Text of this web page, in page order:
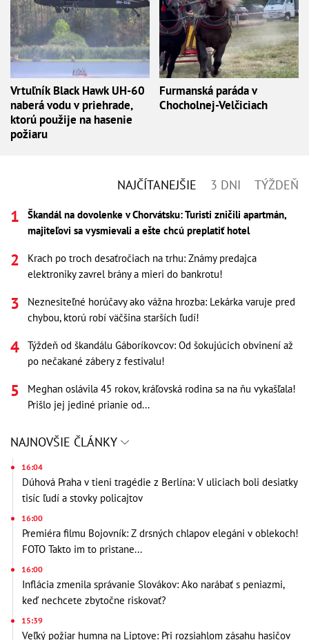
Vrtuľník Black Hawk UH-60
naberá vodu v priehrade,
ktorú použije na hasenie
požiaru
Furmanská paráda v
Chocholnej-Velčiciach
NAJČÍTANEJŠIE 3 DNI TÝŽDEŇ
Škandál na dovolenke v Chorvátsku: Turisti zničili apartmán,
majiteľovi sa vysmievali a ešte chcú preplatiť hotel
Krach po troch desaťročiach na trhu: Známy predajca
elektroniky zavrel brány a mieri do bankrotu!
Neznesiteľné horúčavy ako vážna hrozba: Lekárka varuje pred
chybou, ktorú robí väčšina starších ľudí!
Týždeň od škandálu Gáboríkovcov: Od šokujúcich obvinení až
po nečakané zábery z festivalu!
Meghan oslávila 45 rokov, kráľovská rodina sa na ňu vykašľala!
Prišlo jej jediné prianie od...
NAJNOVŠIE ČLÁNKY
16:04
Dúhová Praha v tieni tragédie z Berlína: V uliciach boli desiatky
tisíc ľudí a stovky policajtov
16:00
Premiéra filmu Bojovník: Z drsných chlapov elegáni v oblekoch!
FOTO Takto im to pristane...
16:00
Inflácia zmenila správanie Slovákov: Ako narábať s peniazmi,
keď nechcete zbytočne riskovať?
15:39
Veľký požiar humna na Liptove: Pri rozsiahlom zásahu hasičov